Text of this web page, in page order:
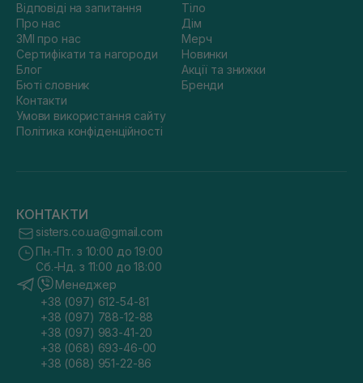
Відповіді на запитання
Про нас
ЗМІ про нас
Сертифікати та нагороди
Блог
Бюті словник
Контакти
Умови використання сайту
Політика конфіденційності
Тіло
Дім
Мерч
Новинки
Акції та знижки
Бренди
КОНТАКТИ
sisters.co.ua@gmail.com
Пн.-Пт. з 10:00 до 19:00
Сб.-Нд. з 11:00 до 18:00
Менеджер
+38 (097) 612-54-81
+38 (097) 788-12-88
+38 (097) 983-41-20
+38 (068) 693-46-00
+38 (068) 951-22-86